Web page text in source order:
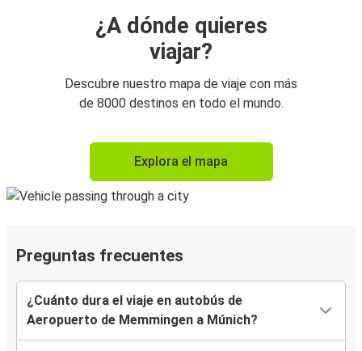
¿A dónde quieres
viajar?
Descubre nuestro mapa de viaje con más
de 8000 destinos en todo el mundo.
Explora el mapa
Preguntas frecuentes
¿Cuánto dura el viaje en autobús de
Aeropuerto de Memmingen a Múnich?